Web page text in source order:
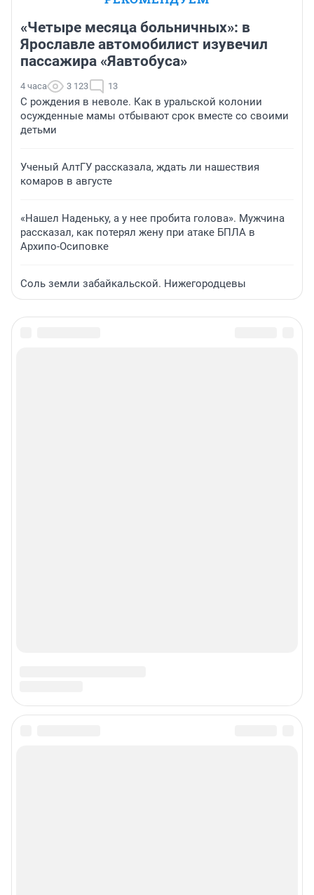
«Четыре месяца больничных»: в
Ярославле автомобилист изувечил
пассажира «Яавтобуса»
4 часа 3 123 13
С рождения в неволе. Как в уральской колонии
осужденные мамы отбывают срок вместе со своими
детьми
Ученый АлтГУ рассказала, ждать ли нашествия
комаров в августе
«Нашел Наденьку, а у нее пробита голова». Мужчина
рассказал, как потерял жену при атаке БПЛА в
Архипо-Осиповке
Соль земли забайкальской. Нижегородцевы